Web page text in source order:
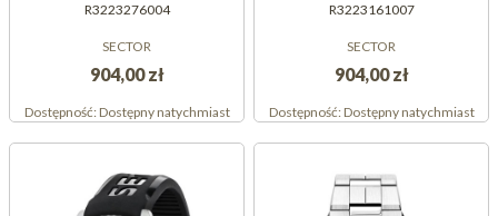
R3223276004
SECTOR
904,00 zł
Dostępność:Dostępny natychmiast
R3223161007
SECTOR
904,00 zł
Dostępność:Dostępny natychmiast